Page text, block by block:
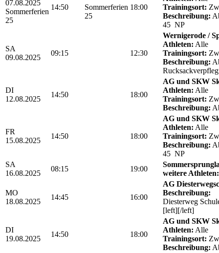
07.08.2025
Sommerferien
25
14:50
Sommerferien
25
18:00
Trainingsort:
Beschreibung:
45 NP
SA
09.08.2025
09:15 12:30
Wernigerode /
Athleten: Alle
Trainingsort:
Beschreibung:
DI
12.08.2025
14:50 18:00
AG und SKW
Athleten: Alle
Trainingsort:
Beschreibung:
FR
15.08.2025
14:50 18:00
AG und SKW
Athleten: Alle
Trainingsort:
Beschreibung:
45 NP
SA
16.08.2025
08:15 19:00
weitere Athleten:
MO
18.08.2025
14:45 16:00
AG
Beschreibung:
Diesterweg
[left][/left]
DI
19.08.2025
14:50 18:00
AG und SKW
Athleten: Alle
Trainingsort:
Beschreibung: